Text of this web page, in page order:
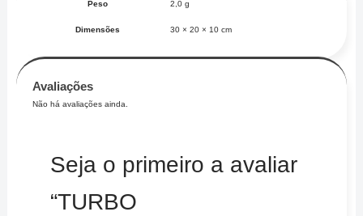
Peso 2,0 g
Dimensões 30 × 20 × 10 cm
Avaliações
Não há avaliações ainda.
Seja o primeiro a avaliar
“TURBO